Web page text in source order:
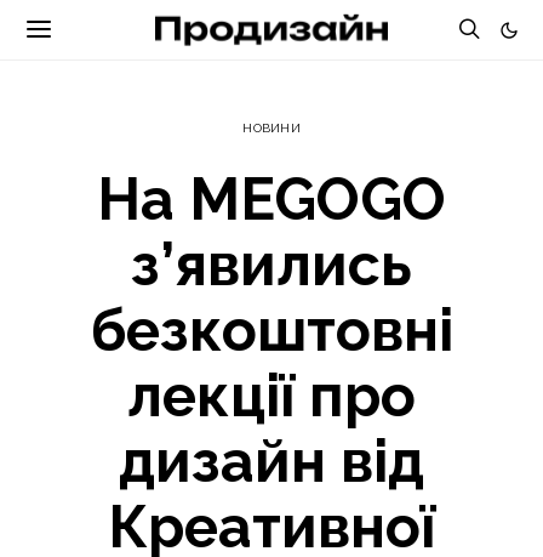
НОВИНИ
На MEGOGO
з’явились
безкоштовні
лекції про
дизайн від
Креативної